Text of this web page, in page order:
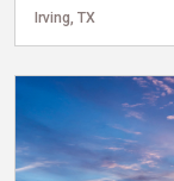
Irving, TX